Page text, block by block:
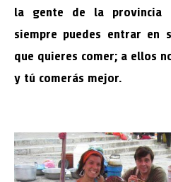
la gente de la provincia
siempre puedes entrar en
que quieres comer; a ellos
y tú comerás mejor.